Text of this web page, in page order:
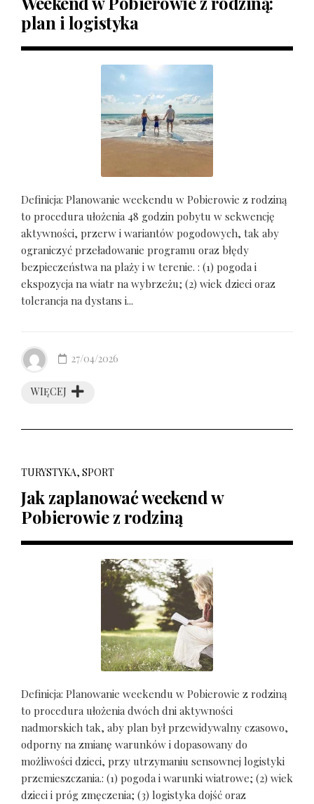
plan i logistyka
Definicja: Planowanie weekendu w Pobierowie z rodziną
to procedura ułożenia 48 godzin pobytu w sekwencję
aktywności, przerw i wariantów pogodowych, tak aby
ograniczyć przeładowanie programu oraz błędy
bezpieczeństwa na plaży i w terenie. : (1) pogoda i
ekspozycja na wiatr na wybrzeżu; (2) wiek dzieci oraz
tolerancja na dystans i...
WIĘCEJ
27/04/2026
TURYSTYKA, SPORT
Jak zaplanować weekend w
Pobierowie z rodziną
Definicja: Planowanie weekendu w Pobierowie z rodziną
to procedura ułożenia dwóch dni aktywności
nadmorskich tak, aby plan był przewidywalny czasowo,
odporny na zmianę warunków i dopasowany do
możliwości dzieci, przy utrzymaniu sensownej logistyki
przemieszczania.: (1) pogoda i warunki wiatrowe; (2) wiek
dzieci i próg zmęczenia; (3) logistyka dojść oraz